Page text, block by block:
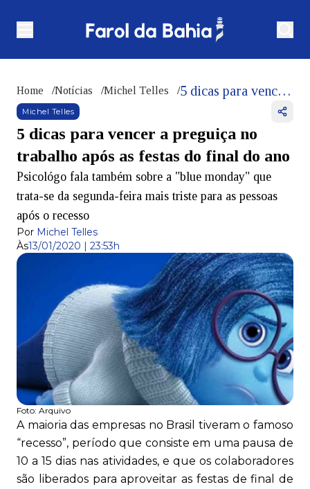
Home /Notícias /Michel Telles / 5 dicas para vencer a preguiça no trabalho após as festas do final do ano
Michel Telles
5 dicas para vencer a preguiça no
trabalho após as festas do final do ano
Psicológo fala também sobre a "blue monday" que
trata-se da segunda-feira mais triste para as pessoas
após o recesso
Por Michel Telles
Às13/01/2020 | 23:53h
Foto: Arquivo
A maioria das empresas no Brasil tiveram o famoso
“recesso”, período que consiste em uma pausa de
10 a 15 dias nas atividades, e que os colaboradores
são liberados para aproveitar as festas de final de